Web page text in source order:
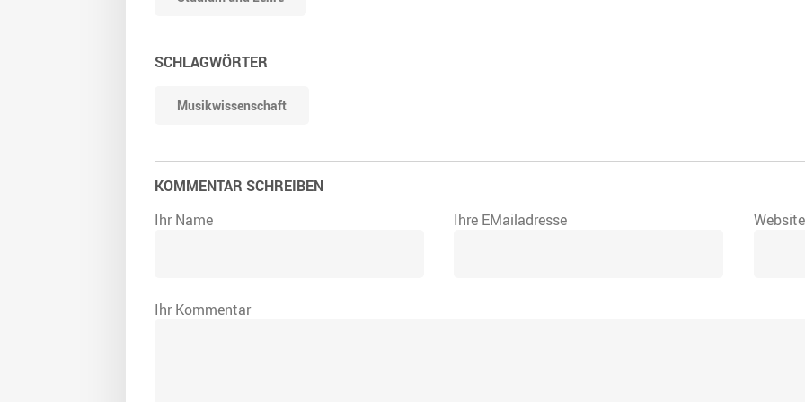
SCHLAGWÖRTER
Musikwissenschaft
KOMMENTAR SCHREIBEN
Ihr Name
Ihre EMailadresse
Ihr Kommentar